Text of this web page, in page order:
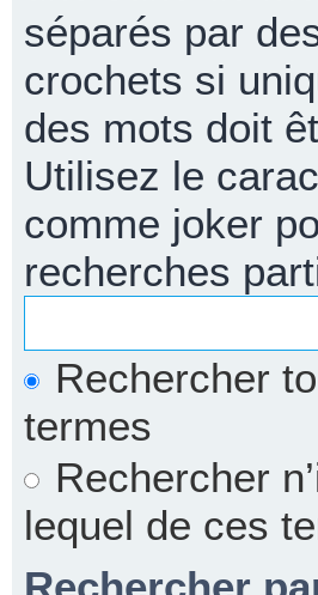
séparés par
crochets si
des mots doit
Utilisez le
comme joker
recherches
Rechercher
termes
Rechercher
lequel de ces